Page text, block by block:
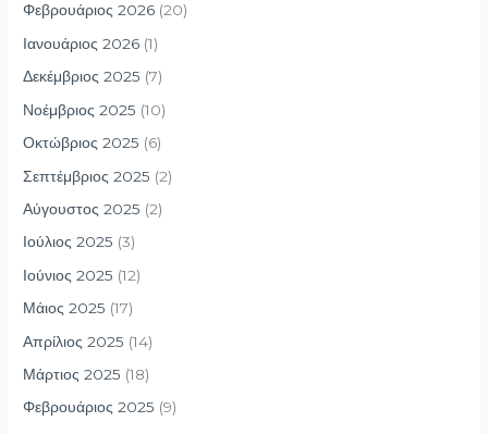
Φεβρουάριος 2026 (20)
Ιανουάριος 2026 (1)
Δεκέμβριος 2025 (7)
Νοέμβριος 2025 (10)
Οκτώβριος 2025 (6)
Σεπτέμβριος 2025 (2)
Αύγουστος 2025 (2)
Ιούλιος 2025 (3)
Ιούνιος 2025 (12)
Μάιος 2025 (17)
Απρίλιος 2025 (14)
Μάρτιος 2025 (18)
Φεβρουάριος 2025 (9)